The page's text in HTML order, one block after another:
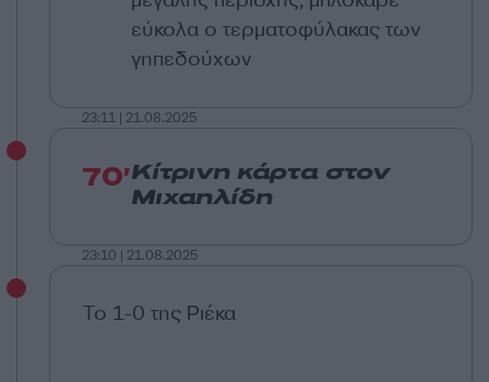
εύκολα ο τερματοφύλακας των
γηπεδούχων
23:11 | 21.08.2025
70'Κίτρινη κάρτα στον
Μιχαηλίδη
23:10 | 21.08.2025
Το 1-0 της Ριέκα